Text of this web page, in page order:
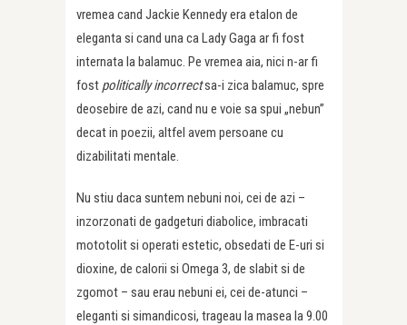
vremea cand Jackie Kennedy era etalon de
eleganta si cand una ca Lady Gaga ar fi fost
internata la balamuc. Pe vremea aia, nici n-ar fi
fost politically incorrectsa-i zica balamuc, spre
deosebire de azi, cand nu e voie sa spui „nebun”
decat in poezii, altfel avem persoane cu
dizabilitati mentale.
Nu stiu daca suntem nebuni noi, cei de azi –
inzorzonati de gadgeturi diabolice, imbracati
mototolit si operati estetic, obsedati de E-uri si
dioxine, de calorii si Omega 3, de slabit si de
zgomot – sau erau nebuni ei, cei de-atunci –
eleganti si simandicosi, trageau la masea la 9.00